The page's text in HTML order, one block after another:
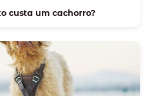
custa um cachorro?